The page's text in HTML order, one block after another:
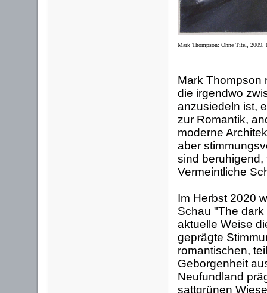
Mark Thompson: Ohne Titel, 2009,
Mark Thompson
die irgendwo
anzusiedeln ist,
zur Romantik,
moderne
aber
sind
Vermeintliche
Im Herbst 2020
Schau "The
aktuelle Weise
geprägte
romantischen,
Geborgenheit
Neufundland
sattgrünen